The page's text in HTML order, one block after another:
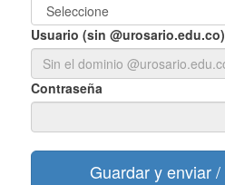
Usuario (sin @urosario.edu.co)
Contraseña